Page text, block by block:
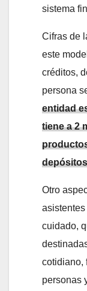
sistema
Cifras de
este
créditos,
persona
entidad
tiene a 2
Otro
cuidado,
cotidiano,
personas